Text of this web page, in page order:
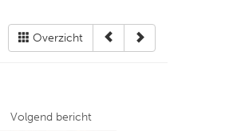
Overzicht
Volgend bericht